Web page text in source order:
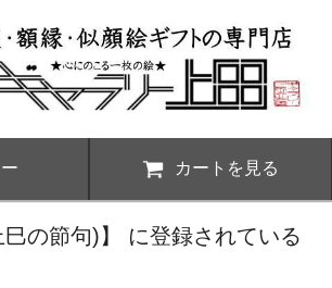
カートを見る
巳の節句)】 に登録されている